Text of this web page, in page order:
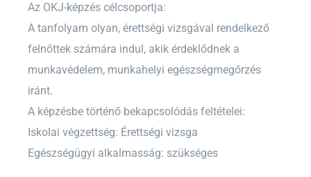
Az OKJ-képzés célcsoportja:
A tanfolyam olyan, érettségi vizsgával rendelkező
felnőttek számára indul, akik érdeklődnek a
munkavédelem, munkahelyi egészségmegőrzés
iránt.
A képzésbe történő bekapcsolódás feltételei:
Iskolai végzettség: Érettségi vizsga
Egészségügyi alkalmasság: szükséges